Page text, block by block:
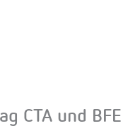
CTA und BFE